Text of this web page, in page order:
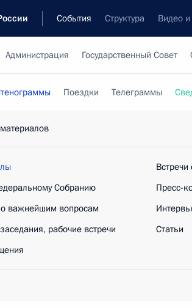
События Структура Видео
Администрация Государственный Совет
Поездки Телеграммы
Собранию
важнейшим вопросам
рабочие встречи
Пресс-
Статьи